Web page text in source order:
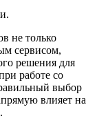
не только
сервисом,
решения для
работе со
выбор
влияет на